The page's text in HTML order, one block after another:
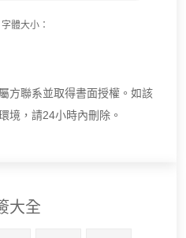
字體大小：
方聯系並取得書面授權。如該
境，請24小時內刪除。
大全